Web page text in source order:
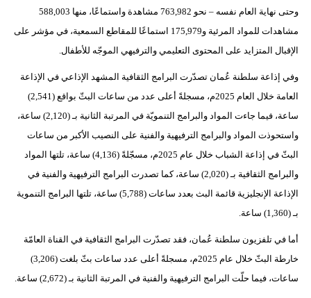
وحتى نهاية العام نفسه – نحو 763,982 مشاهدة واستماعًا، منها 588,003
مشاهدات للمواد المرئية و175,979 استماعًا للمقاطع السمعية، في مؤشر على
الإقبال المتزايد على المحتوى التعليمي والترفيهي الموجّه للأطفال.
وفي إذاعة سلطنة عُمان تصدّرت البرامج الثقافية المشهد الإذاعي في الإذاعة
العامة خلال العام 2025م، مسجلةً أعلى عدد من ساعات البثّ بواقع (2,541)
ساعة، فيما جاءت المواد والبرامج التنمويّة في المرتبة الثانية بـ (2,120) ساعة،
واستحوذت المواد والبرامج الترفيهية والفنية على النصيب الأكبر من ساعات
البثّ في إذاعة الشباب خلال عام 2025م، مسجّلةً (4,136) ساعة، تلتها المواد
والبرامج الثقافية بـ (2,020) ساعة، كما تصدرت البرامج الترفيهية والفنية في
الإذاعة الإنجليزية قائمة البث بعدد ساعات (5,788) ساعة، تلتها البرامج التنموية
بـ (1,360) ساعة.
أما في تلفزيون سلطنة عُمان، فقد تصدّرت البرامج الثقافية في القناة العامّة
خارطة البثّ خلال عام 2025م، مسجلةً أعلى عدد ساعات بثّ بلغت (3,206)
ساعات، فيما حلّت البرامج الترفيهية والفنية في المرتبة الثانية بـ (2,672) ساعة.